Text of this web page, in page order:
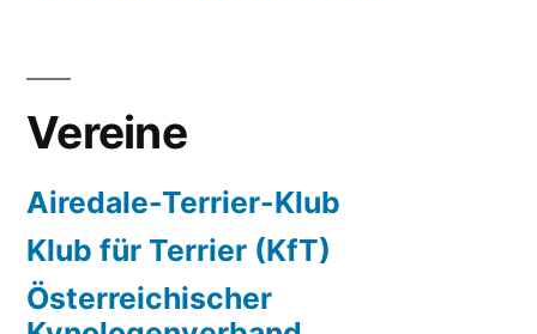
Vereine
Airedale-Terrier-Klub
Klub für Terrier (KfT)
Österreichischer